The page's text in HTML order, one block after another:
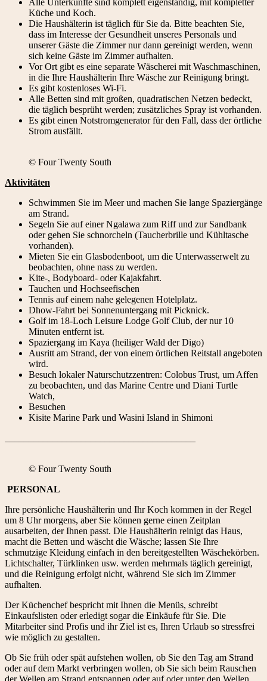
Küche und Koch.
Die Haushälterin ist täglich für Sie da. Bitte beachten Sie,
dass im Interesse der Gesundheit unseres Personals und
unserer Gäste die Zimmer nur dann gereinigt werden, wenn
sich keine Gäste im Zimmer aufhalten.
Vor Ort gibt es eine separate Wäscherei mit Waschmaschinen,
in die Ihre Haushälterin Ihre Wäsche zur Reinigung bringt.
Es gibt kostenloses Wi-Fi.
Alle Betten sind mit großen, quadratischen Netzen bedeckt,
die täglich besprüht werden; zusätzliches Spray ist vorhanden.
Es gibt einen Notstromgenerator für den Fall, dass der örtliche
Strom ausfällt.
© Four Twenty South
Aktivitäten
Schwimmen Sie im Meer und machen Sie lange Spaziergänge
am Strand.
Segeln Sie auf einer Ngalawa zum Riff und zur Sandbank
oder gehen Sie schnorcheln (Taucherbrille und Kühltasche
vorhanden).
Mieten Sie ein Glasbodenboot, um die Unterwasserwelt zu
beobachten, ohne nass zu werden.
Kite-, Bodyboard- oder Kajakfahrt.
Tauchen und Hochseefischen
Tennis auf einem nahe gelegenen Hotelplatz.
Dhow-Fahrt bei Sonnenuntergang mit Picknick.
Golf im 18-Loch Leisure Lodge Golf Club, der nur 10
Minuten entfernt ist.
Spaziergang im Kaya (heiliger Wald der Digo)
Ausritt am Strand, der von einem örtlichen Reitstall angeboten
wird.
Besuch lokaler Naturschutzzentren: Colobus Trust, um Affen
zu beobachten, und das Marine Centre und Diani Turtle
Watch,
Besuchen
Kisite Marine Park und Wasini Island in Shimoni
© Four Twenty South
PERSONAL
Ihre persönliche Haushälterin und Ihr Koch kommen in der Regel
um 8 Uhr morgens, aber Sie können gerne einen Zeitplan
ausarbeiten, der Ihnen passt. Die Haushälterin reinigt das Haus,
macht die Betten und wäscht die Wäsche; lassen Sie Ihre
schmutzige Kleidung einfach in den bereitgestellten Wäschekörben.
Lichtschalter, Türklinken usw. werden mehrmals täglich gereinigt,
und die Reinigung erfolgt nicht, während Sie sich im Zimmer
aufhalten.
Der Küchenchef bespricht mit Ihnen die Menüs, schreibt
Einkaufslisten oder erledigt sogar die Einkäufe für Sie. Die
Mitarbeiter sind Profis und ihr Ziel ist es, Ihren Urlaub so stressfrei
wie möglich zu gestalten.
Ob Sie früh oder spät aufstehen wollen, ob Sie den Tag am Strand
oder auf dem Markt verbringen wollen, ob Sie sich beim Rauschen
der Wellen am Strand entspannen oder auf oder unter den Wellen